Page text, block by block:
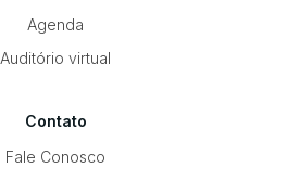
Agenda
Auditório virtual
Contato
Fale Conosco